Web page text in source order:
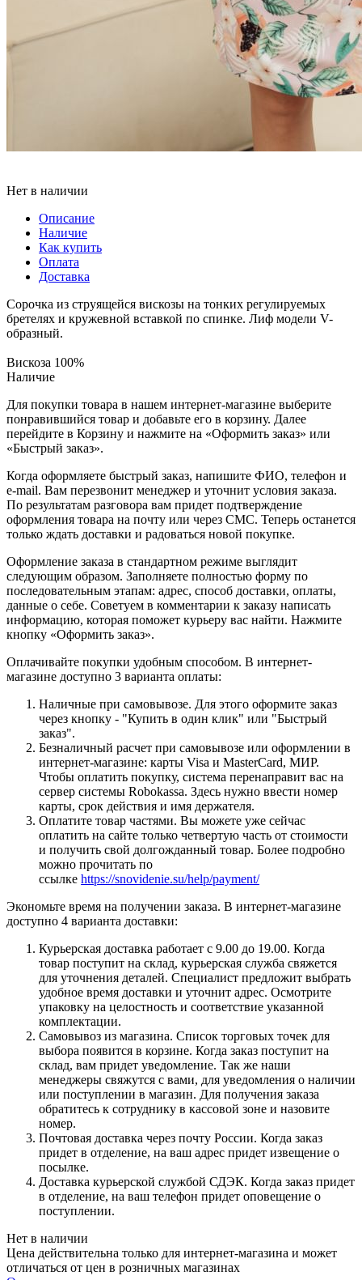
Нет в наличии
Описание
Наличие
Как купить
Оплата
Доставка
Сорочка из струящейся вискозы на тонких регулируемых
бретелях и кружевной вставкой по спинке. Лиф модели V-
образный.
Вискоза 100%
Наличие
Для покупки товара в нашем интернет-магазине выберите
понравившийся товар и добавьте его в корзину. Далее
перейдите в Корзину и нажмите на «Оформить заказ» или
«Быстрый заказ».
Когда оформляете быстрый заказ, напишите ФИО, телефон и
e-mail. Вам перезвонит менеджер и уточнит условия заказа.
По результатам разговора вам придет подтверждение
оформления товара на почту или через СМС. Теперь останется
только ждать доставки и радоваться новой покупке.
Оформление заказа в стандартном режиме выглядит
следующим образом. Заполняете полностью форму по
последовательным этапам: адрес, способ доставки, оплаты,
данные о себе. Советуем в комментарии к заказу написать
информацию, которая поможет курьеру вас найти. Нажмите
кнопку «Оформить заказ».
Оплачивайте покупки удобным способом. В интернет-
магазине доступно 3 варианта оплаты:
Наличные при самовывозе. Для этого оформите заказ
через кнопку - "Купить в один клик" или "Быстрый
заказ".
Безналичный расчет при самовывозе или оформлении в
интернет-магазине: карты Visa и MasterCard, МИР.
Чтобы оплатить покупку, система перенаправит вас на
сервер системы Robokassa. Здесь нужно ввести номер
карты, срок действия и имя держателя.
Оплатите товар частями. Вы можете уже сейчас
оплатить на сайте только четвертую часть от стоимости
и получить свой долгожданный товар. Более подробно
можно прочитать по
ссылке https://snovidenie.su/help/payment/
Экономьте время на получении заказа. В интернет-магазине
доступно 4 варианта доставки:
Курьерская доставка работает с 9.00 до 19.00. Когда
товар поступит на склад, курьерская служба свяжется
для уточнения деталей. Специалист предложит выбрать
удобное время доставки и уточнит адрес. Осмотрите
упаковку на целостность и соответствие указанной
комплектации.
Самовывоз из магазина. Список торговых точек для
выбора появится в корзине. Когда заказ поступит на
склад, вам придет уведомление. Так же наши
менеджеры свяжутся с вами, для уведомления о наличии
или поступлении в магазин. Для получения заказа
обратитесь к сотруднику в кассовой зоне и назовите
номер.
Почтовая доставка через почту России. Когда заказ
придет в отделение, на ваш адрес придет извещение о
посылке.
Доставка курьерской службой СДЭК. Когда заказ придет
в отделение, на ваш телефон придет оповещение о
поступлении.
Нет в наличии
Цена действительна только для интернет-магазина и может
отличаться от цен в розничных магазинах